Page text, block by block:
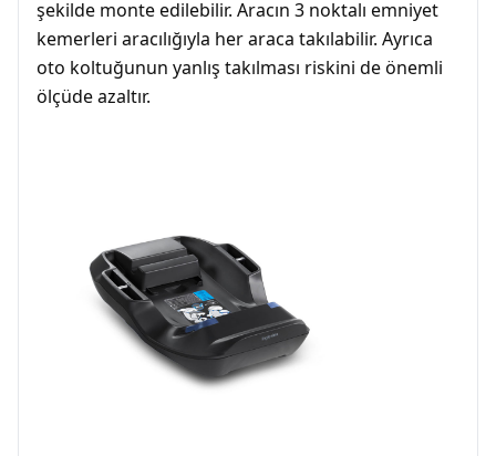
şekilde monte edilebilir. Aracın 3 noktalı emniyet
kemerleri aracılığıyla her araca takılabilir. Ayrıca
oto koltuğunun yanlış takılması riskini de önemli
ölçüde azaltır.